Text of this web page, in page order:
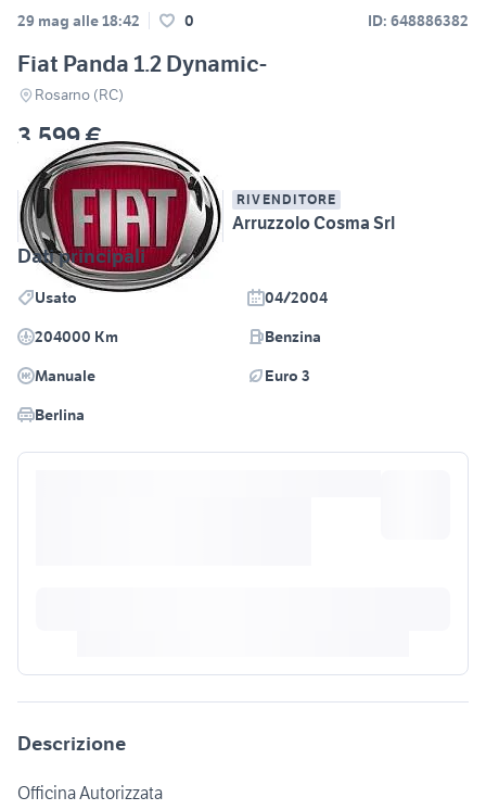
29 mag alle 18:42 0 ID: 648886382
Fiat Panda 1.2 Dynamic-
Rosarno (RC)
3.599 €
RIVENDITORE
Arruzzolo Cosma Srl
Dati principali
Usato
04/2004
204000 Km
Benzina
Manuale
Euro 3
Berlina
Descrizione
Officina Autorizzata